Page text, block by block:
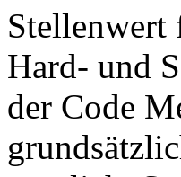
Stellenwert
Hard- und
der Code